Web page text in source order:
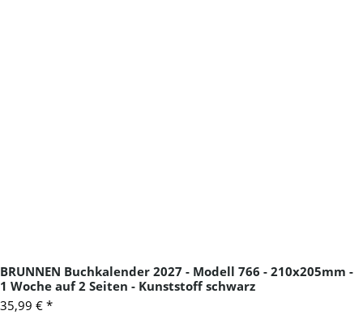
BRUNNEN Buchkalender 2027 - Modell 766 - 210x205mm -
1 Woche auf 2 Seiten - Kunststoff schwarz
35,99 € *